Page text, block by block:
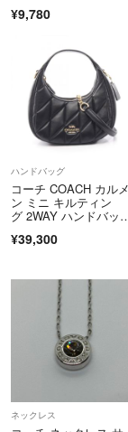
¥9,780
ハンドバッグ
コーチ COACH カルメ
ン ミニ キルティン
グ 2WAY ハンドバッ
ィース ブラック系 CY
¥39,300
ネックレス